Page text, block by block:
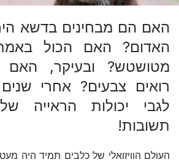
האם הם מבחינים בדשא
האדום? האם הכול
מטושטש? ובעיקר, האם
רואים צבעים? אחרי
לגבי יכולות הראייה
תשובות!
העולם הוויזואלי של כלבים תמיד היה